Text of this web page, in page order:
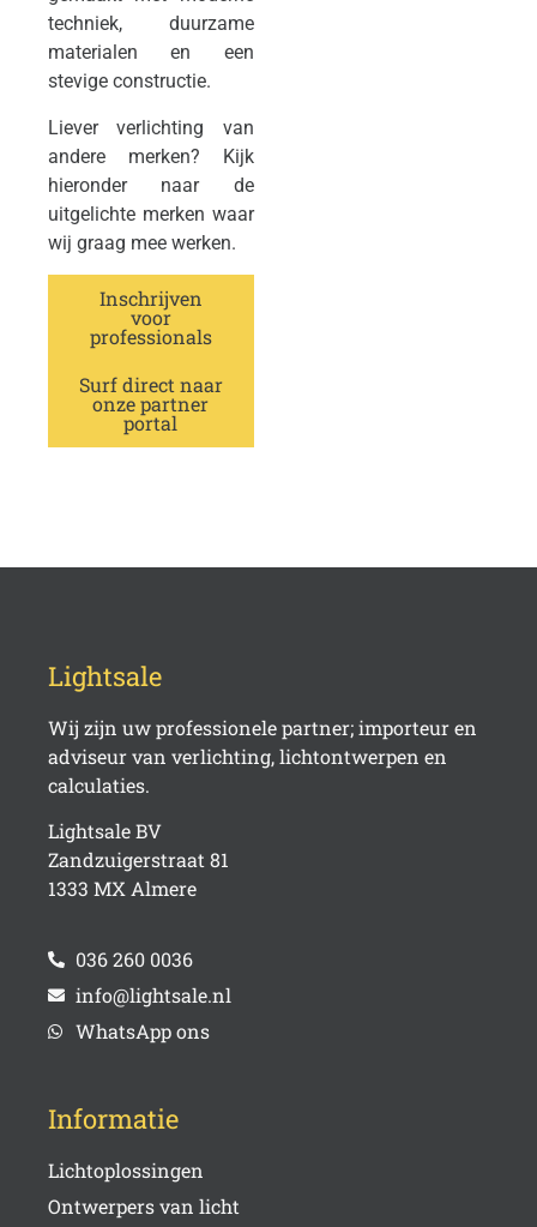
techniek, duurzame
materialen en een
stevige constructie.
Liever verlichting van
andere merken? Kijk
hieronder naar de
uitgelichte merken waar
wij graag mee werken.
Inschrijven
voor
professionals
Surf direct naar
onze partner
portal
Lightsale
Wij zijn uw professionele partner; importeur en
adviseur van verlichting, lichtontwerpen en
calculaties.
Lightsale BV
Zandzuigerstraat 81
1333 MX Almere
036 260 0036
info@lightsale.nl
WhatsApp ons
Informatie
Lichtoplossingen
Ontwerpers van licht